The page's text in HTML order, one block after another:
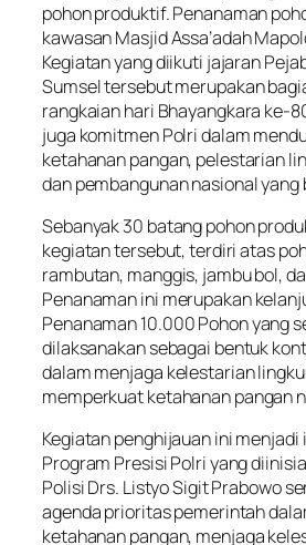
pohon produktif. Penanaman
kawasan Masjid Assa’adah
Kegiatan yang diikuti jajaran
Sumsel tersebut merupakan
rangkaian hari Bhayangkara ke-
juga komitmen Polri dalam
ketahanan pangan, pelestarian
dan pembangunan nasional
Sebanyak 30 batang pohon
kegiatan tersebut, terdiri atas
rambutan, manggis, jambu bol,
Penanaman ini merupakan
Penanaman 10.000 Pohon yang
dilaksanakan sebagai bentuk
dalam menjaga kelestarian
memperkuat ketahanan pangan
Kegiatan penghijauan ini
Program Presisi Polri yang
Polisi Drs. Listyo Sigit Prabowo
agenda prioritas pemerintah
ketahanan pangan, menjaga